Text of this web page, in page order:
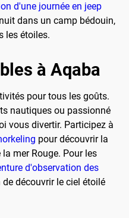
d'une journée en jeep
dans un camp bédouin,
les étoiles.
à Aqaba
pour tous les goûts.
nautiques ou passionné
vous divertir. Participez à
pour découvrir la
mer Rouge. Pour les
d'observation des
découvrir le ciel étoilé